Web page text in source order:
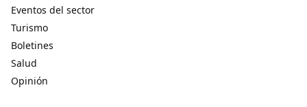
Eventos del sector
Turismo
Boletines
Salud
Opinión